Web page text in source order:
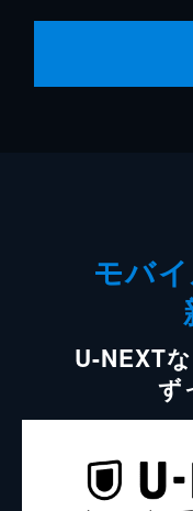
モバ
U-NEXT
ず